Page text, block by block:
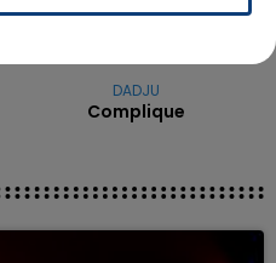
DADJU
Complique